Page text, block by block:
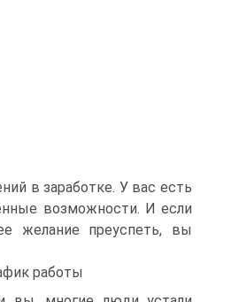
в заработке. У вас есть
возможности. И если
желание преуспеть, вы
работы